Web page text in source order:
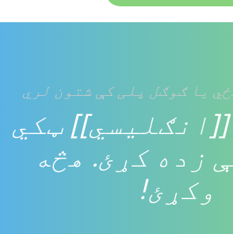
یا ګوګل پلی کې شتون لري
[[انګلیسي]] ټکي
زده کړئ. هڅه
وکړئ!